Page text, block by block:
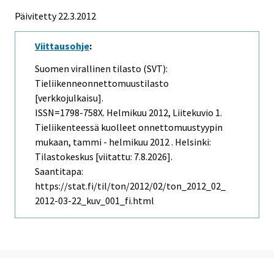
Päivitetty 22.3.2012
Viittausohje:
Suomen virallinen tilasto (SVT):
Tieliikenneonnettomuustilasto
[verkkojulkaisu].
ISSN=1798-758X. Helmikuu 2012, Liitekuvio 1.
Tieliikenteessä kuolleet onnettomuustyypin
mukaan, tammi - helmikuu 2012 . Helsinki:
Tilastokeskus [viitattu: 7.8.2026].
Saantitapa:
https://stat.fi/til/ton/2012/02/ton_2012_02_
2012-03-22_kuv_001_fi.html